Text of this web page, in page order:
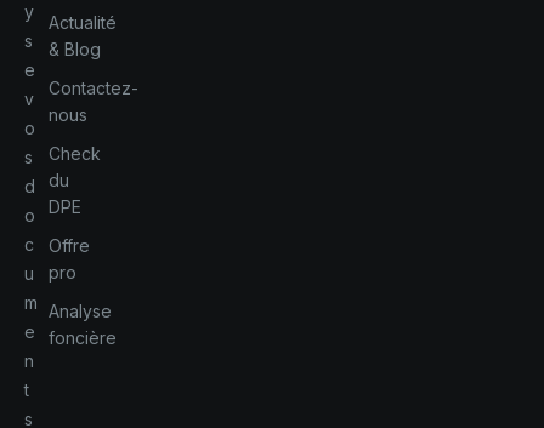
y
s
e
v
o
s
d
o
c
u
m
e
n
t
s
Actualité
& Blog
Contactez-
nous
Check
du
DPE
Offre
pro
Analyse
foncière